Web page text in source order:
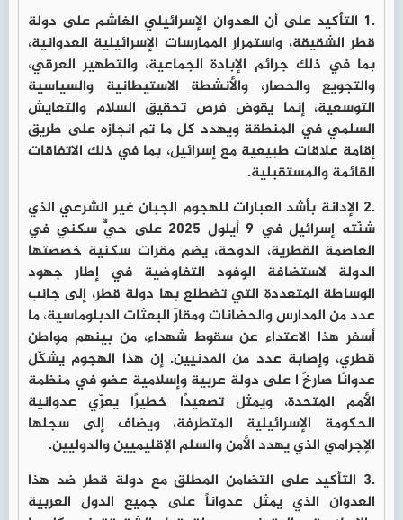
.1 التأكيد على أن العدوان الإسرائيلي الغاشم على دولة
قطر الشقيقة، واستمرار الممارسات الإسرائيلية العدوانية،
بما في ذلك جرائم الإبادة الجماعية، والتطهير العرقي،
والتجويع والحصار، والأنشطة الاستيطانية والسياسية
التوسعية، إنما يقوض فرص تحقيق السلام والتعايش
السلمي في المنطقة ويهدد كل ما تم انجازه على طريق
إقامة علاقات طبيعية مع إسرائيل، بما في ذلك الاتفاقات
القائمة والمستقبلية.
.2 الإدانة بأشد العبارات للهجوم الجبان غير الشرعي الذي
شنّته إسرائيل في 9 أيلول 2025 على حيٍّّ سكني في
العاصمة القطرية، الدوحة، يضم مقرات سكنية خصصتها
الدولة لاستضافة الوفود التفاوضية في إطار جهود
الوساطة المتعددة التي تضطلع بها دولة قطر، إلى جانب
عدد من المدارس والحضانات ومقارّ البعثات الدبلوماسية، ما
أسفر هذا الاعتداء عن سقوط شهداء، من بينهم مواطن
قطري، وإصابة عدد من المدنيين. إن هذا الهجوم يشكّل
عدوانًا صارخً ا على دولة عربية وإسلامية عضو في منظمة
الأمم المتحدة، ويمثل تصعيدًا خطيرًا يعرّي عدوانية
الحكومة الإسرائيلية المتطرفة، ويضاف إلى سجلها
الإجرامي الذي يهدد الأمن والسلم الإقليميين والدوليين.
.3 التأكيد على التضامن المطلق مع دولة قطر ضد هذا
العدوان الذي يمثل عدواناً على جميع الدول العربية